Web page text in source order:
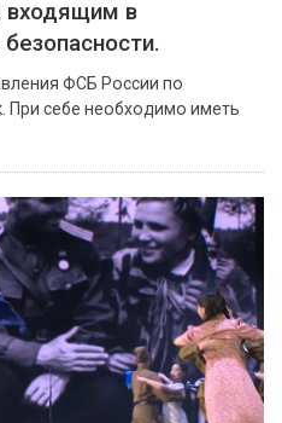
входящим в
ФСБ России по
себе необходимо иметь